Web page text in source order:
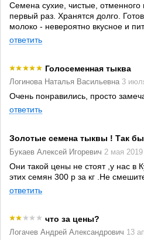
Семена сухие, чистые, отменного
первый раз. Хранятся долго.
молоко - невероятно вкусное и
ответить
Голосеменная тыква
Логинова Наталья Васильевна 3
Очень понравились, просто
ответить
Золотые семена тыквы ! Так
Букаев Алексей Игоревич 2 мая
Они такой цены не стоят ,у нас в
этих семян 300 р за кг .Не
ответить
что за цены?
Логачев Андрей Александрович 13